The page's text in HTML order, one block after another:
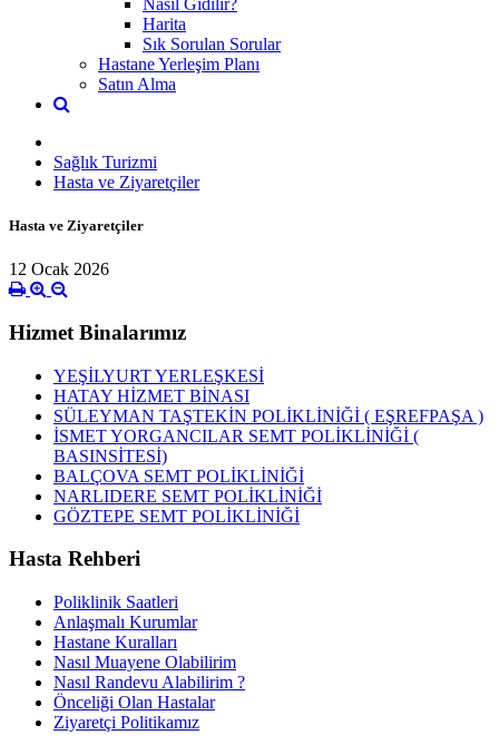
Harita
Sık Sorulan Sorular
Hastane Yerleşim Planı
Satın Alma
Sağlık Turizmi
Hasta ve Ziyaretçiler
Hasta ve Ziyaretçiler
12 Ocak 2026
Hizmet Binalarımız
YEŞİLYURT YERLEŞKESİ
HATAY HİZMET BİNASI
SÜLEYMAN TAŞTEKİN POLİKLİNİĞİ ( EŞREFPAŞA )
İSMET YORGANCILAR SEMT POLİKLİNİĞİ (
BASINSİTESİ)
BALÇOVA SEMT POLİKLİNİĞİ
NARLIDERE SEMT POLİKLİNİĞİ
GÖZTEPE SEMT POLİKLİNİĞİ
Hasta Rehberi
Poliklinik Saatleri
Anlaşmalı Kurumlar
Hastane Kuralları
Nasıl Muayene Olabilirim
Nasıl Randevu Alabilirim ?
Önceliği Olan Hastalar
Ziyaretçi Politikamız